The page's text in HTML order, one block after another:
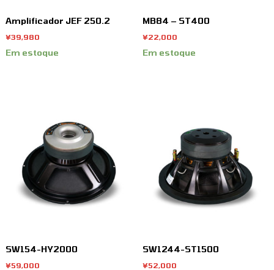
Amplificador JEF 250.2
¥39,980
Em estoque
MB84 – ST400
¥22,000
Em estoque
SW154-HY2000
¥59,000
SW1244-ST1500
¥52,000